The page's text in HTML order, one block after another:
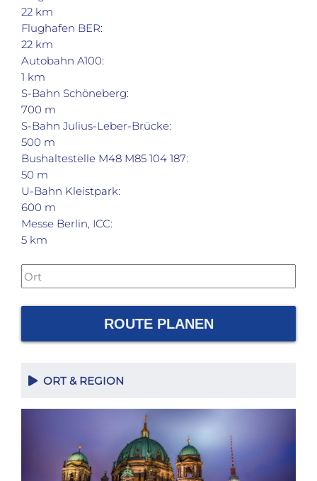
22 km
Flughafen BER:
22 km
Autobahn A100:
1 km
S-Bahn Schöneberg:
700 m
S-Bahn Julius-Leber-Brücke:
500 m
Bushaltestelle M48 M85 104 187:
50 m
U-Bahn Kleistpark:
600 m
Messe Berlin, ICC:
5 km
ROUTE PLANEN
ORT & REGION